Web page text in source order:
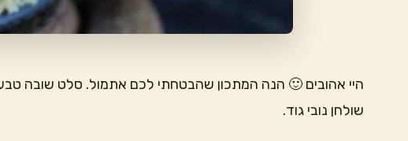
היי אהובים 🙂 הנה המתכון שהבטחתי לכם אתמול. סלט שובה
שולחן נובי גוד.